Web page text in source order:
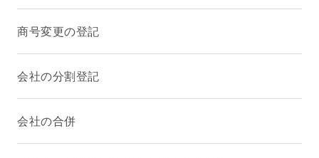
商号変更の登記
会社の分割登記
会社の合併